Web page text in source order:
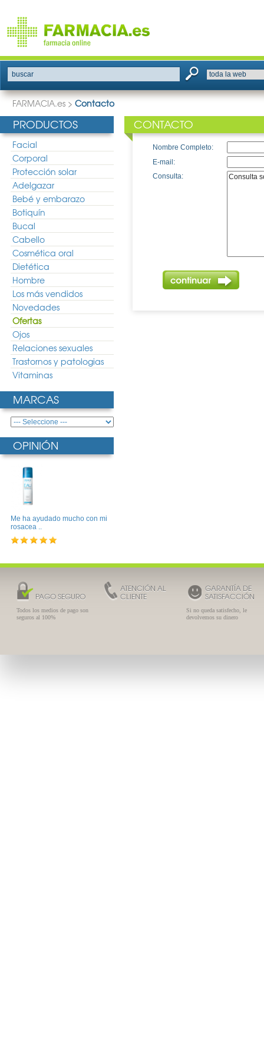
buscar
FARMACIA.es > Contacto
PRODUCTOS
Facial
Corporal
Protección solar
Adelgazar
Bebé y embarazo
Botiquín
Bucal
Cabello
Cosmética oral
Dietética
Hombre
Los más vendidos
Novedades
Ofertas
Ojos
Relaciones sexuales
Trastornos y patologias
Vitaminas
MARCAS
OPINIÓN
Me ha ayudado mucho con mi
rosacea ..
CONTACTO
Nombre Completo:
E-mail:
Consulta:
PAGO SEGURO
Todos los medios de pago son
seguros al 100%
ATENCIÓN AL
CLIENTE
GARANTÍA DE
SATISFACCIÓN
Si no queda satisfecho, le
devolvemos su dinero